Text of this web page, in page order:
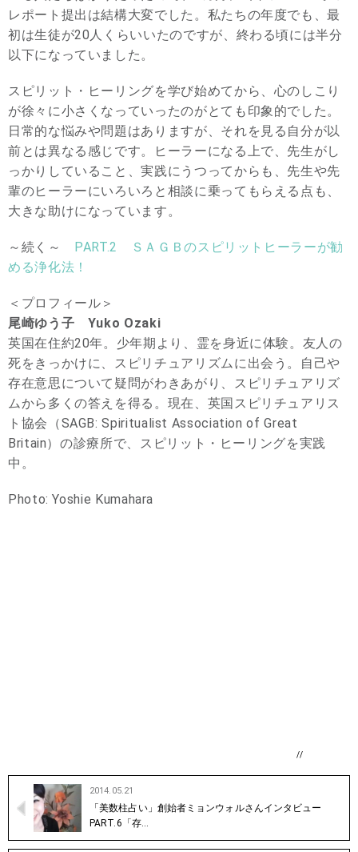
レポート提出は結構大変でした。私たちの年度でも、最
初は生徒が20人くらいいたのですが、終わる頃には半分
以下になっていました。
スピリット・ヒーリングを学び始めてから、心のしこり
が徐々に小さくなっていったのがとても印象的でした。
日常的な悩みや問題はありますが、それを見る自分が以
前とは異なる感じです。ヒーラーになる上で、先生がし
っかりしていること、実践にうつってからも、先生や先
輩のヒーラーにいろいろと相談に乗ってもらえる点も、
大きな助けになっています。
～続く～ PART.2 ＳＡＧＢのスピリットヒーラーが勧
める浄化法！
＜プロフィール＞
尾崎ゆう子 Yuko Ozaki
英国在住約20年。少年期より、霊を身近に体験。友人の
死をきっかけに、スピリチュアリズムに出会う。自己や
存在意思について疑問がわきあがり、スピリチュアリズ
ムから多くの答えを得る。現在、英国スピリチュアリス
ト協会（SAGB: Spiritualist Association of Great
Britain）の診療所で、スピリット・ヒーリングを実践
中。
Photo: Yoshie Kumahara
//
2014.05.21
「美数柱占い」創始者ミョンウォルさんインタビュー
PART.6「存…